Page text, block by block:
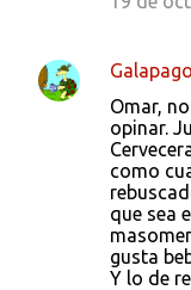
Omar,
opinar.
como
que sea
gusta
Y lo de